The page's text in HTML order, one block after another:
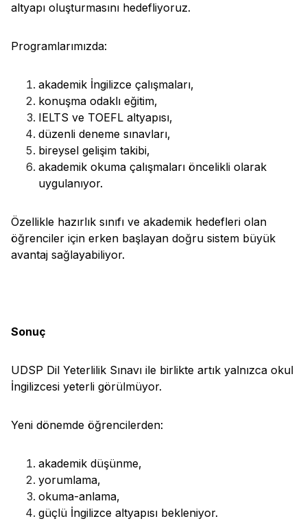
altyapı oluşturmasını hedefliyoruz.
Programlarımızda:
akademik İngilizce çalışmaları,
konuşma odaklı eğitim,
IELTS ve TOEFL altyapısı,
düzenli deneme sınavları,
bireysel gelişim takibi,
akademik okuma çalışmaları öncelikli olarak
uygulanıyor.
Özellikle hazırlık sınıfı ve akademik hedefleri olan
öğrenciler için erken başlayan doğru sistem büyük
avantaj sağlayabiliyor.
Sonuç
UDSP Dil Yeterlilik Sınavı ile birlikte artık yalnızca okul
İngilizcesi yeterli görülmüyor.
Yeni dönemde öğrencilerden:
akademik düşünme,
yorumlama,
okuma-anlama,
güçlü İngilizce altyapısı bekleniyor.